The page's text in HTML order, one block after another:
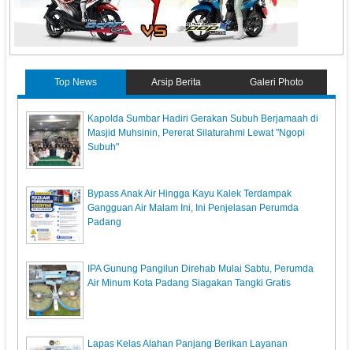
Top News Arsip Berita Galeri Photo
Kapolda Sumbar Hadiri Gerakan Subuh Berjamaah di
Masjid Muhsinin, Pererat Silaturahmi Lewat "Ngopi
Subuh"
Bypass Anak Air Hingga Kayu Kalek Terdampak
Gangguan Air Malam Ini, Ini Penjelasan Perumda
Padang
IPA Gunung Pangilun Direhab Mulai Sabtu, Perumda
Air Minum Kota Padang Siagakan Tangki Gratis
Lapas Kelas Alahan Panjang Berikan Layanan